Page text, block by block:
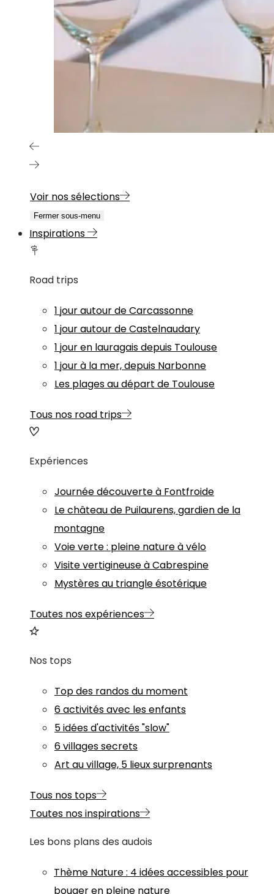
Voir nos sélections
Fermer sous-menu
Inspirations
Road trips
1 jour autour de Carcassonne
1 jour autour de Castelnaudary
1 jour en lauragais depuis Toulouse
1 jour à la mer, depuis Narbonne
Les plages au départ de Toulouse
Tous nos road trips
Expériences
Journée découverte à Fontfroide
Le château de Puilaurens, gardien de la
montagne
Voie verte : pleine nature à vélo
Visite vertigineuse à Cabrespine
Mystères au triangle ésotérique
Toutes nos expériences
Nos tops
Top des randos du moment
6 activités avec les enfants
5 idées d'activités "slow"
6 villages secrets
Art au village, 5 lieux surprenants
Tous nos tops
Toutes nos inspirations
Les bons plans des audois
Thème Nature: 4 idées accessibles pour
bouger en pleine nature